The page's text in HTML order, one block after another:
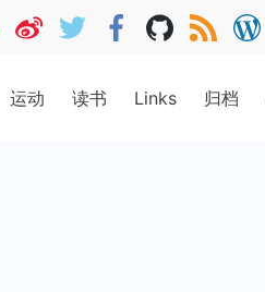
运动 读书 Links 归档